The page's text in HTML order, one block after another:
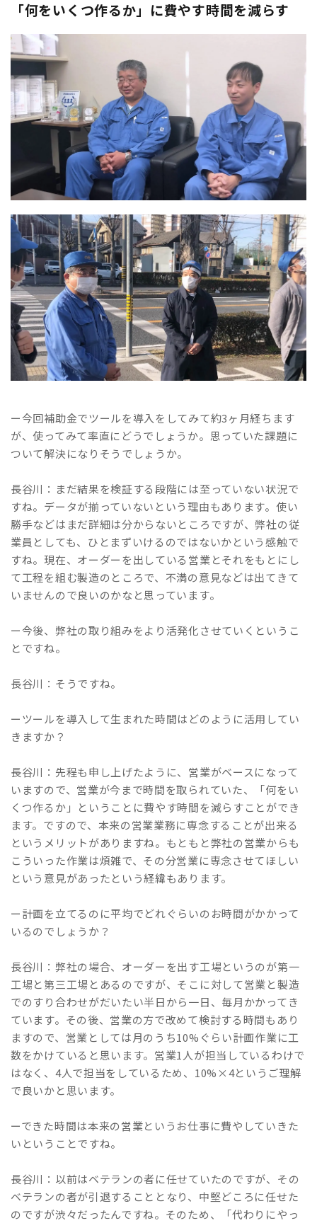
「何をいくつ作るか」に費やす時間を減らす
ー今回補助金でツールを導入をしてみて約3ヶ月経ちます
が、使ってみて率直にどうでしょうか。思っていた課題に
ついて解決になりそうでしょうか。
長谷川：まだ結果を検証する段階には至っていない状況で
すね。データが揃っていないという理由もあります。使い
勝手などはまだ詳細は分からないところですが、弊社の従
業員としても、ひとまずいけるのではないかという感触で
すね。現在、オーダーを出している営業とそれをもとにし
て工程を組む製造のところで、不満の意見などは出てきて
いませんので良いのかなと思っています。
ー今後、弊社の取り組みをより活発化させていくというこ
とですね。
長谷川：そうですね。
ーツールを導入して生まれた時間はどのように活用してい
きますか？
長谷川：先程も申し上げたように、営業がベースになって
いますので、営業が今まで時間を取られていた、「何をい
くつ作るか」ということに費やす時間を減らすことができ
ます。ですので、本来の営業業務に専念することが出来る
というメリットがありますね。もともと弊社の営業からも
こういった作業は煩雑で、その分営業に専念させてほしい
という意見があったという経緯もあります。
ー計画を立てるのに平均でどれぐらいのお時間がかかって
いるのでしょうか？
長谷川：弊社の場合、オーダーを出す工場というのが第一
工場と第三工場とあるのですが、そこに対して営業と製造
でのすり合わせがだいたい半日から一日、毎月かかってき
ています。その後、営業の方で改めて検討する時間もあり
ますので、営業としては月のうち10%ぐらい計画作業に工
数をかけていると思います。営業1人が担当しているわけで
はなく、4人で担当をしているため、10%×4というご理解
で良いかと思います。
ーできた時間は本来の営業というお仕事に費やしていきた
いということですね。
長谷川：以前はベテランの者に任せていたのですが、その
ベテランの者が引退することとなり、中堅どころに任せた
のですが渋々だったんですね。そのため、「代わりにやっ